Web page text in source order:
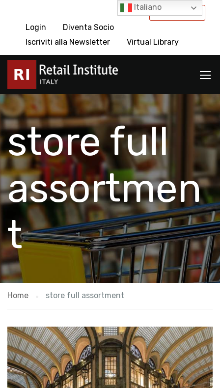
International
Login
Diventa Socio
Iscriviti alla Newsletter
Virtual Library
store full
assortmen
t
Home store full assortment
Italiano